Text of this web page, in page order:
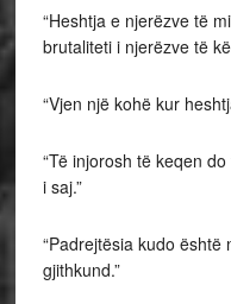
“Heshtja e njerëzve të
brutaliteti i njerëzve të
“Vjen një kohë kur
“Të injorosh të keqen
i saj.”
“Padrejtësia kudo
gjithkund.”